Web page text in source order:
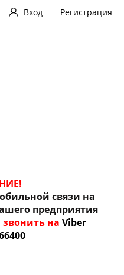
Вход Регистрация
связи на
предприятия
на Viber